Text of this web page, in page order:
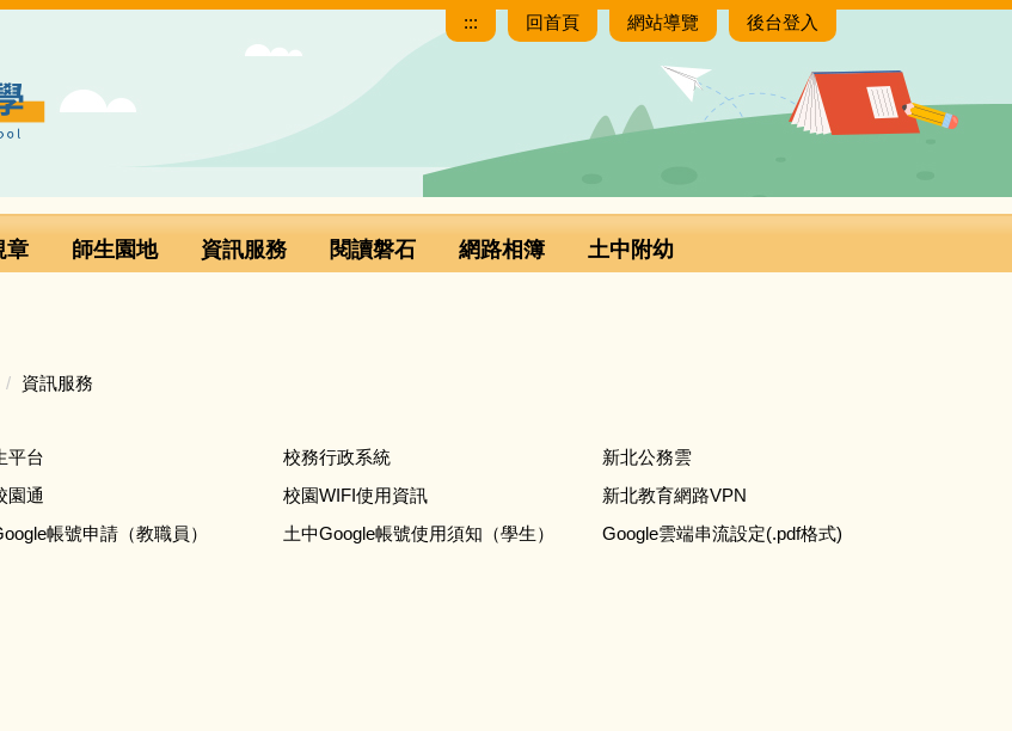
::: 回首頁 網站導覽 後台登入
章 師生園地 資訊服務 閱讀磐石 網路相簿 土中附幼
資訊服務
平台 校務行政系統
新北公務雲
園通
校園WIFI使用資訊
新北教育網路VPN
帳號申請（教職員）
土中Google帳號使用須知（學生） Google雲端串流設定(.pdf格式)